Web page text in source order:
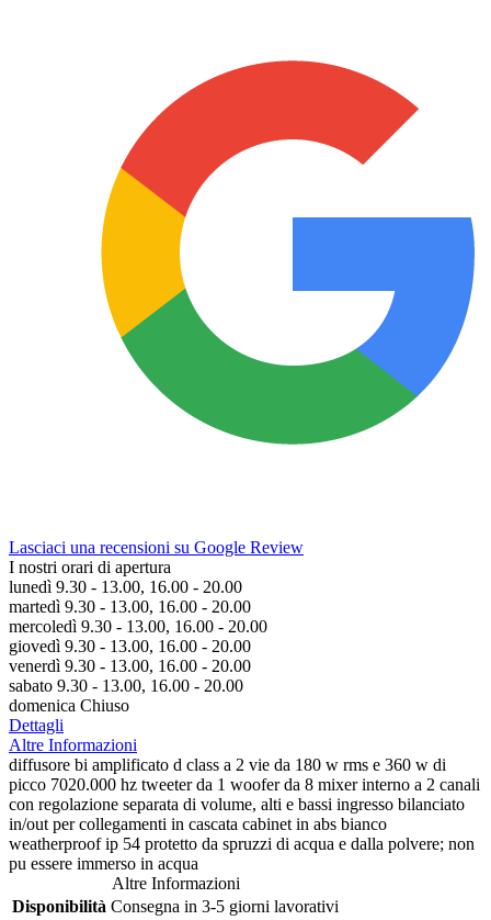
Lasciaci una recensioni su Google Review
I nostri orari di apertura
lunedì 9.30 - 13.00, 16.00 - 20.00
martedì 9.30 - 13.00, 16.00 - 20.00
mercoledì 9.30 - 13.00, 16.00 - 20.00
giovedì 9.30 - 13.00, 16.00 - 20.00
venerdì 9.30 - 13.00, 16.00 - 20.00
sabato 9.30 - 13.00, 16.00 - 20.00
domenica Chiuso
Dettagli
Altre Informazioni
diffusore bi amplificato d class a 2 vie da 180 w rms e 360 w di
picco 7020.000 hz tweeter da 1 woofer da 8 mixer interno a 2 canali
con regolazione separata di volume, alti e bassi ingresso bilanciato
in/out per collegamenti in cascata cabinet in abs bianco
weatherproof ip 54 protetto da spruzzi di acqua e dalla polvere; non
pu essere immerso in acqua
Altre Informazioni
Disponibilità Consegna in 3-5 giorni lavorativi